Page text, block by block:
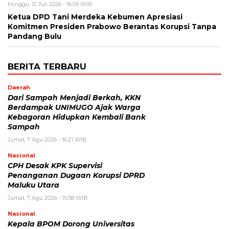
Minggu, 12 Juli 2026 - 16:09 WIB
Ketua DPD Tani Merdeka Kebumen Apresiasi
Komitmen Presiden Prabowo Berantas Korupsi Tanpa
Pandang Bulu
BERITA TERBARU
Daerah
Dari Sampah Menjadi Berkah, KKN
Berdampak UNIMUGO Ajak Warga
Kebagoran Hidupkan Kembali Bank
Sampah
Jumat, 7 Agu 2026 - 16:21 WIB
Nasional
CPH Desak KPK Supervisi
Penanganan Dugaan Korupsi DPRD
Maluku Utara
Jumat, 7 Agu 2026 - 15:58 WIB
Nasional
Kepala BPOM Dorong Universitas